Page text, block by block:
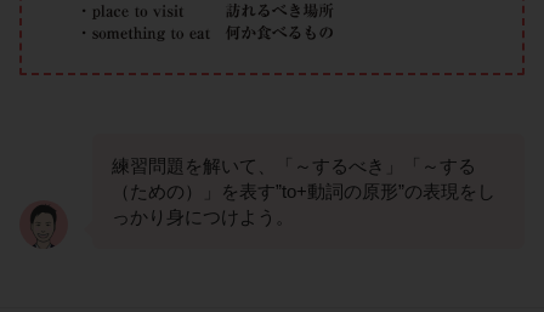
練習問題を解いて、「～するべき」「～する
（ための）」を表す”to+動詞の原形”の表現をし
っかり身につけよう。